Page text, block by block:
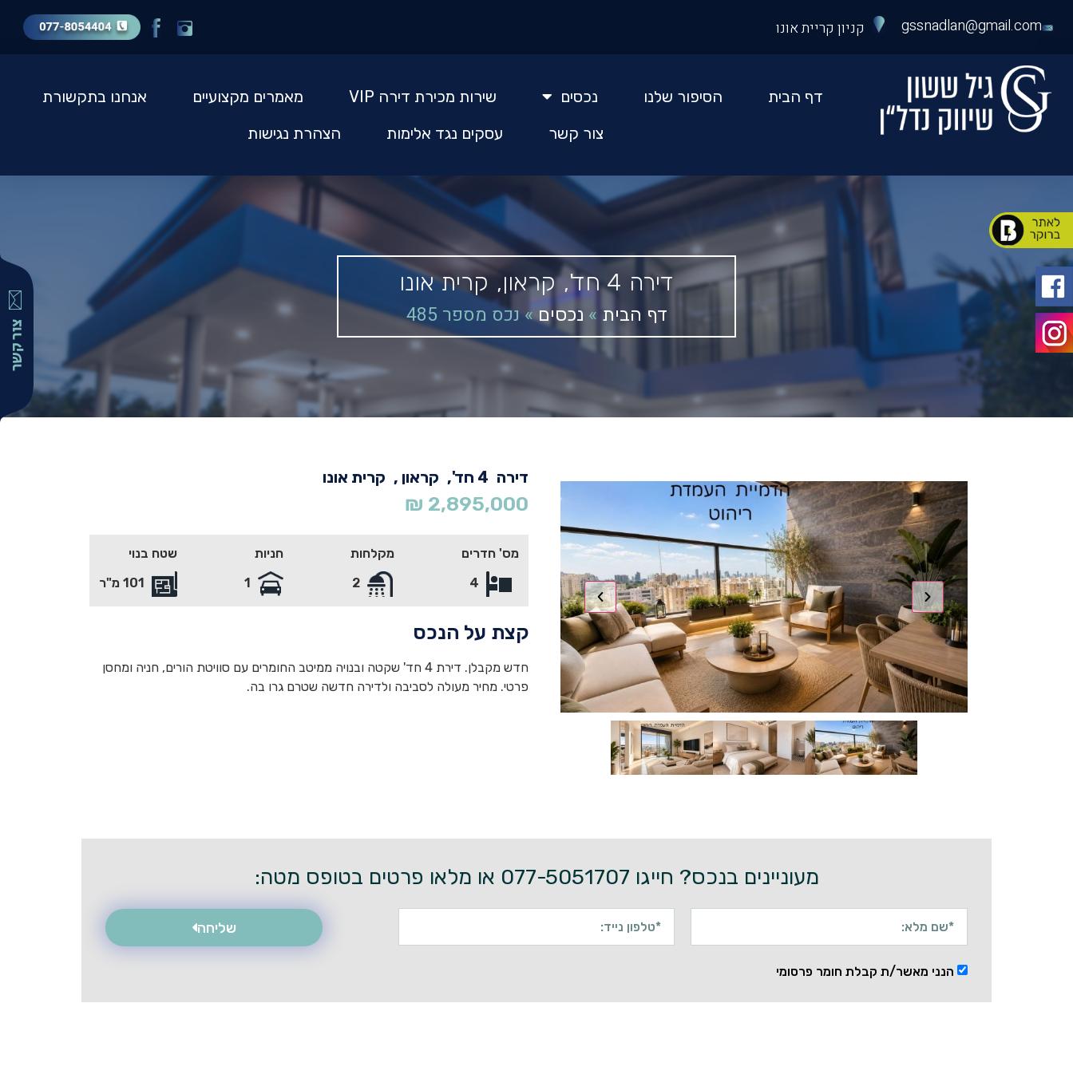
מספר
שיווק
gssnadlan@gmail.com קניון קריית אונו
דף הבית הסיפור שלנו נכסים שירות מכירת דירה VIP מאמרים מקצועיים
אנחנו בתקשורת
צור קשר
עסקים נגד אלימות הצהרת נגישות
דירה 4 חד', קראון, קרית אונו
דף הבית » נכסים»נכס מספר 485
דירה 4 חד', קראון , קרית אונו
2,895,000
₪
מס' חדרים
מקלחות
חניות
שטח בנוי
קצת על הנכס
חדש מקבלן. דירת 4 חד' שקטה ובנויה ממיטב החומרים עם סוויטת הורים, חניה ומחסן
פרטי. מחיר מעולה לסביבה ולדירה חדשה שטרם גרו בה.
מעוניינים בנכס? חייגו 077-5051707 או מלאו פרטים בטופס מטה:
הנני מאשר/ת קבלת חומר פרסומי
שליחה